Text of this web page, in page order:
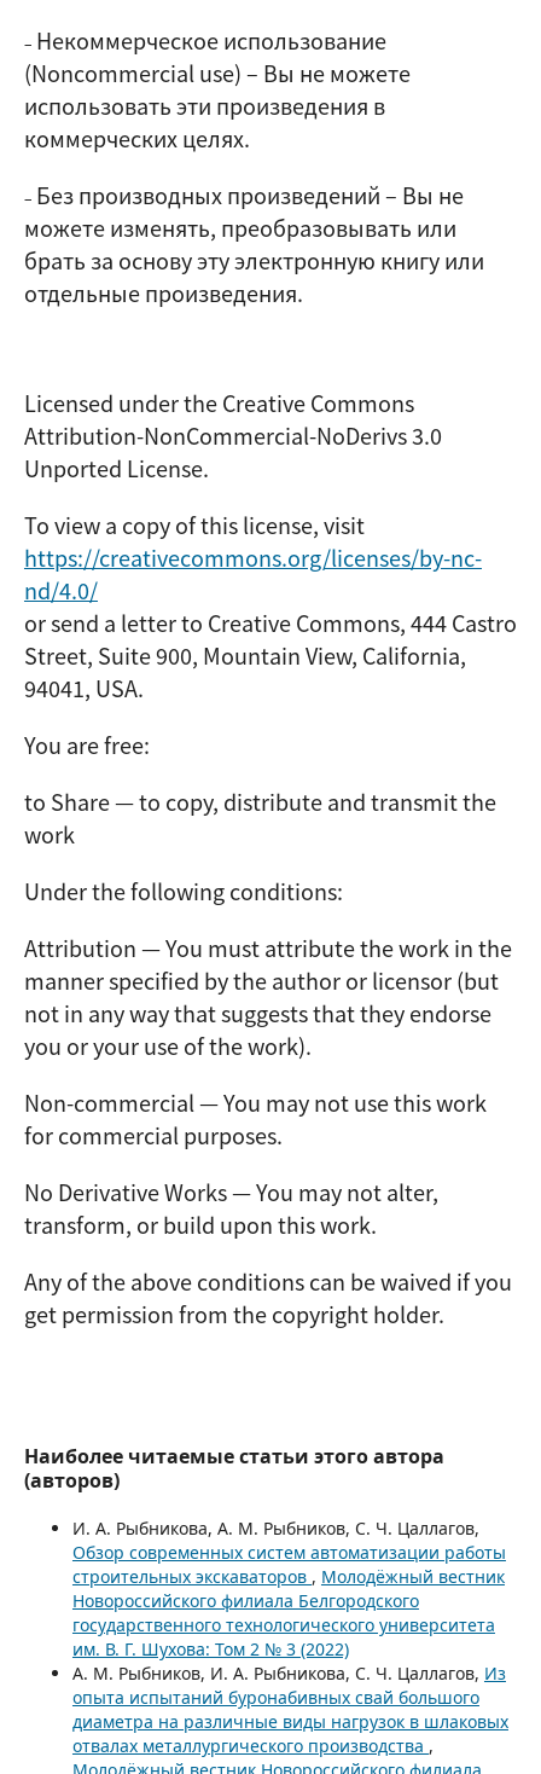
– Некоммерческое использование
(Noncommercial use)– Вы не можете
использовать эти произведения в
коммерческих целях.
– Без производных произведений– Вы не
можете изменять, преобразовывать или
брать за основу эту электронную книгу или
отдельные произведения.
Licensed under the Creative Commons
Attribution-NonCommercial-NoDerivs 3.0
Unported License.
To view a copy of this license, visit
https://creativecommons.org/licenses/by-nc-
nd/4.0/
or send a letter to Creative Commons, 444 Castro
Street, Suite 900, Mountain View, California,
94041, USA.
You are free:
to Share — to copy, distribute and transmit the
work
Under the following conditions:
Attribution — You must attribute the work in the
manner specified by the author or licensor (but
not in any way that suggests that they endorse
you or your use of the work).
Non-commercial — You may not use this work
for commercial purposes.
No Derivative Works — You may not alter,
transform, or build upon this work.
Any of the above conditions can be waived if you
get permission from the copyright holder.
Наиболее читаемые статьи этого автора
(авторов)
И. А. Рыбникова, А. М. Рыбников, С. Ч. Цаллагов,
Обзор современных систем автоматизации работы
строительных экскаваторов , Молодёжный вестник
Новороссийского филиала Белгородского
государственного технологического университета
им. В. Г. Шухова: Том 2 № 3 (2022)
А. М. Рыбников, И. А. Рыбникова, С. Ч. Цаллагов, Из
опыта испытаний буронабивных свай большого
диаметра на различные виды нагрузок в шлаковых
отвалах металлургического производства ,